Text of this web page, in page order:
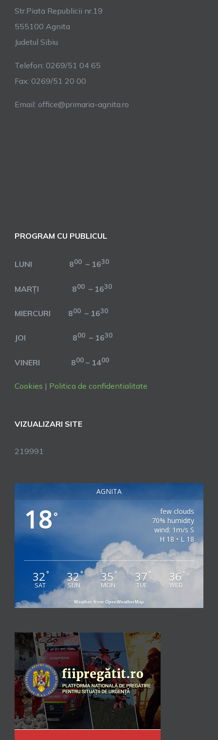
Str.Piata Republicii nr.19
555100 Agnita
Judetul Sibiu
Telefon: 0269/51 04 65
Fax: 0269/51 20 00
Email: office@primaria-agnita.ro
PROGRAM CU PUBLICUL
LUNI 800 – 1630
MARȚI 800 – 1630
MIERCURI 800 – 1630
JOI 800 – 1630
VINERI 800 – 1400
Cookies | Politica de confidentialitate
VIZUALIZARI SITE
219991
AGNITA
18°
few clouds
70% humidity
wind: 1m/s S
H 18 • L 18
32°
SAT
32°
SUN
35°
MON
37 °
TUE
36 °
WED
Weather from OpenWeatherMap